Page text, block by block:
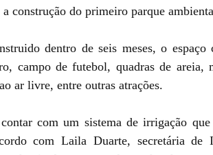
construção do primeiro parque
dentro de seis meses, o espaço
campo de futebol, quadras de areia,
ar livre, entre outras atrações.
com um sistema de irrigação
com Laila Duarte, secretária de